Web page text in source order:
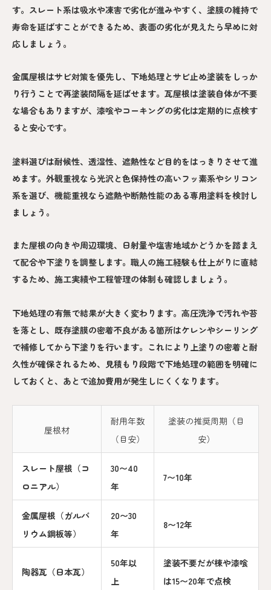
す。スレート系は吸水や凍害で劣化が進みやすく、塗膜の維持で
寿命を延ばすことができるため、表面の劣化が見えたら早めに対
応しましょう。
金属屋根はサビ対策を優先し、下地処理とサビ止め塗装をしっか
り行うことで再塗装間隔を延ばせます。瓦屋根は塗装自体が不要
な場合もありますが、漆喰やコーキングの劣化は定期的に点検す
ると安心です。
塗料選びは耐候性、透湿性、遮熱性など目的をはっきりさせて進
めます。外観重視なら光沢と色保持性の高いフッ素系やシリコン
系を選び、機能重視なら遮熱や断熱性能のある専用塗料を検討し
ましょう。
また屋根の向きや周辺環境、日射量や塩害地域かどうかを踏まえ
て配合や下塗りを調整します。職人の施工経験も仕上がりに直結
するため、施工実績や工程管理の体制も確認しましょう。
下地処理の有無で結果が大きく変わります。高圧洗浄で汚れや苔
を落とし、既存塗膜の密着不良がある箇所はケレンやシーリング
で補修してから下塗りを行います。これにより上塗りの密着と耐
久性が確保されるため、見積もり段階で下地処理の範囲を明確に
しておくと、あとで追加費用が発生しにくくなります。
屋根材
耐用年数
（目安）
塗装の推奨周期（目
安）
スレート屋根（コ
ロニアル）
30〜40
年
7〜10年
金属屋根（ガルバ
リウム鋼板等）
20〜30
年
8〜12年
陶器瓦（日本瓦）
50年以
上
塗装不要だが棟や漆喰
は15〜20年で点検